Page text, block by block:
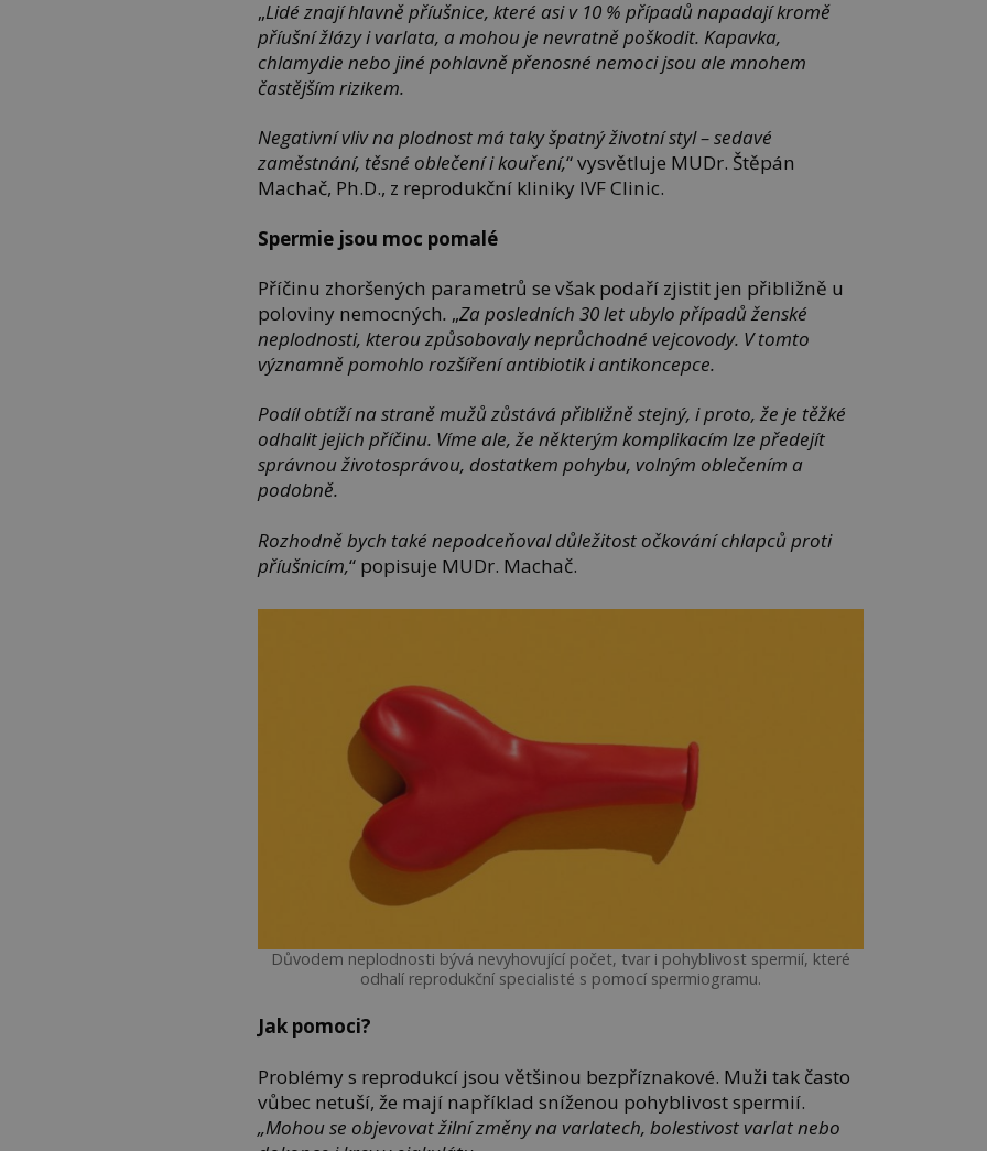
„Lidé znají hlavně příušnice, které asi v 10 % případů napadají kromě
příušní žlázy i varlata, a mohou je nevratně poškodit. Kapavka,
chlamydie nebo jiné pohlavně přenosné nemoci jsou ale mnohem
častějším rizikem.
Negativní vliv na plodnost má taky špatný životní styl – sedavé
zaměstnání, těsné oblečení i kouření,“vysvětluje MUDr. Štěpán
Machač, Ph.D., z reprodukční kliniky IVF Clinic.
Spermie jsou moc pomalé
Příčinu zhoršených parametrů se však podaří zjistit jen přibližně u
poloviny nemocných. „Za posledních 30 let ubylo případů ženské
neplodnosti, kterou způsobovaly neprůchodné vejcovody. V tomto
významně pomohlo rozšíření antibiotik i antikoncepce.
Podíl obtíží na straně mužů zůstává přibližně stejný, i proto, že je těžké
odhalit jejich příčinu. Víme ale, že některým komplikacím lze předejít
správnou životosprávou, dostatkem pohybu, volným oblečením a
podobně.
Rozhodně bych také nepodceňoval důležitost očkování chlapců proti
příušnicím,“ popisuje MUDr. Machač.
Důvodem neplodnosti bývá nevyhovující počet, tvar i pohyblivost spermií, které
odhalí reprodukční specialisté s pomocí spermiogramu.
Jak pomoci?
Problémy s reprodukcí jsou většinou bezpříznakové. Muži tak často
vůbec netuší, že mají například sníženou pohyblivost spermií.
„Mohou se objevovat žilní změny na varlatech, bolestivost varlat nebo